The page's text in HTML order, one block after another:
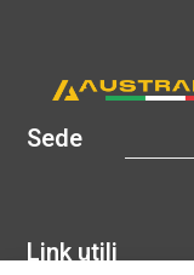
Sede
Link utili